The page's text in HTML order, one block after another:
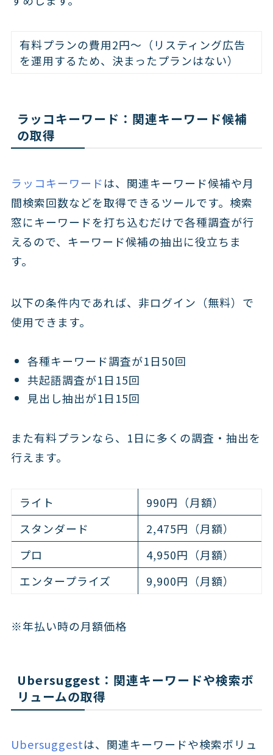
有料プランの費用2円〜（リスティング広告
を運用するため、決まったプランはない）
ラッコキーワード：関連キーワード候補
の取得
ラッコキーワードは、関連キーワード候補や月
間検索回数などを取得できるツールです。検索
窓にキーワードを打ち込むだけで各種調査が行
えるので、キーワード候補の抽出に役立ちま
す。
以下の条件内であれば、非ログイン（無料）で
使用できます。
各種キーワード調査が1日50回
共起語調査が1日15回
見出し抽出が1日15回
また有料プランなら、1日に多くの調査・抽出を
行えます。
ライト
990円（月額）
スタンダード
2,475円（月額）
プロ
4,950円（月額）
エンタープライズ
9,900円（月額）
※年払い時の月額価格
Ubersuggest：関連キーワードや検索ボ
リュームの取得
Ubersuggestは、関連キーワードや検索ボリュ